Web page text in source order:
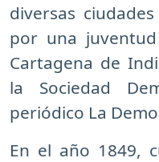
diversas
por una
Cartagena de
la Sociedad
periódico La
En el año 1849,